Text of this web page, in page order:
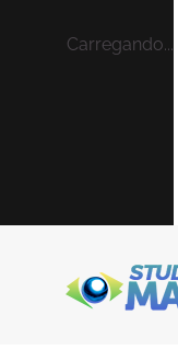
Carregando...